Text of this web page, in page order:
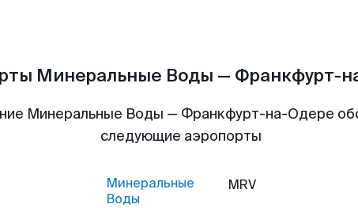
Минеральные Воды — Франкфурт-
Минеральные Воды — Франкфурт-на-Одере
следующие аэропорты
Минеральные
Воды
MRV